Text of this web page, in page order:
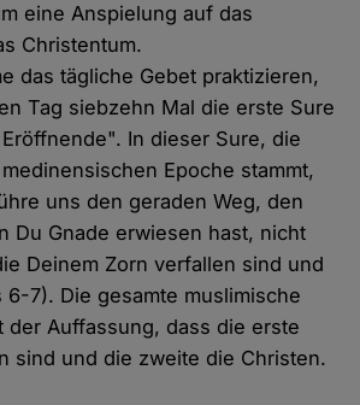
eine Anspielung auf das
Christentum.
das tägliche Gebet praktizieren,
Tag siebzehn Mal die erste Sure
In dieser Sure, die
Epoche stammt,
uns den geraden Weg, den
Du Gnade erwiesen hast, nicht
Deinem Zorn verfallen sind und
7). Die gesamte muslimische
der Auffassung, dass die erste
sind und die zweite die Christen.